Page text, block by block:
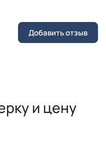
Добавить отзыв
и цену